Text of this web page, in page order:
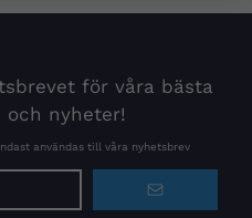
för våra bästa
och nyheter!
användas till våra nyhetsbrev